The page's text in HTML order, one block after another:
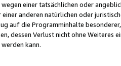
wegen einer tatsächlichen oder
einer anderen natürlichen oder
auf die Programminhalte
dessen Verlust nicht ohne Weiteres
kann.